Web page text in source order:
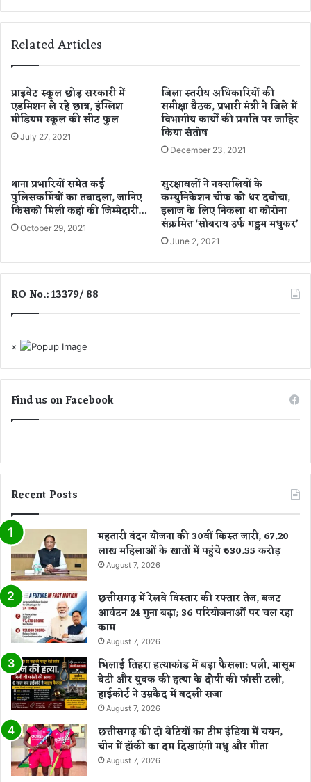
य
प
सि
ल
की
पु
र
I
H
L
दे
ह
N
Q
S
णि
प्र
ग
शा
ला
ब
नी
i
:
कृ
ष
कों
ढ़ा
शा
न
रि
क्त
अ
नु
न
री
जि
ला
ए
डी
ब
ल
ऑ
य
ल
–
ऑ
य
ल
पा
म
में
ब
न
र
Related Articles
प्राइवेट स्कूल छोड़ सरकारी में
एडमिशन ले रहे छात्र, इंग्लिश
मीडियम स्कूल की सीट फुल
July 27, 2021
जिला स्तरीय अधिकारियों की
समीक्षा बैठक, प्रभारी मंत्री ने जिले में
विभागीय कार्यों की प्रगति पर जाहिर
किया संतोष
December 23, 2021
थाना प्रभारियों समेत कई
पुलिसकर्मियों का तबादला, जानिए
किसको मिली कहां की जिम्मेदारी…
October 29, 2021
सुरक्षाबलों ने नक्सलियों के
कम्युनिकेशन चीफ को धर दबोचा,
इलाज के लिए निकला था कोरोना
संक्रमित ‘सोबराय उर्फ गड्डम मधुकर’
June 2, 2021
RO No.: 13379/ 88
×
Find us on Facebook
Recent Posts
महतारी वंदन योजना की 30वीं किस्त जारी, 67.20
लाख महिलाओं के खातों में पहुंचे ₹630.55 करोड़
August 7, 2026
छत्तीसगढ़ में रेलवे विस्तार की रफ्तार तेज, बजट
आवंटन 24 गुना बढ़ा; 36 परियोजनाओं पर चल रहा
काम
August 7, 2026
भिलाई तिहरा हत्याकांड में बड़ा फैसला: पत्नी, मासूम
बेटी और युवक की हत्या के दोषी की फांसी टली,
हाईकोर्ट ने उम्रकैद में बदली सजा
August 7, 2026
छत्तीसगढ़ की दो बेटियों का टीम इंडिया में चयन,
चीन में हॉकी का दम दिखाएंगी मधु और गीता
August 7, 2026